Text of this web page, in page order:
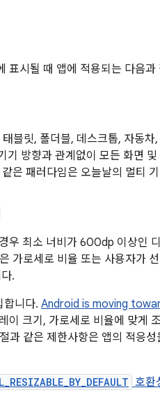
시될 때 앱에 적용되는 다음
블릿, 폴더블, 데스크톱, 자동
기 방향과 관계없이 모든 화면
은 패러다임은 오늘날의 멀티
우 최소 너비가 600dp 이상인
가로세로 비율 또는 사용자가
.
합니다. Android is moving
크기, 가로세로 비율에 맞게
과 같은 제한사항은 앱의 적응성
호환